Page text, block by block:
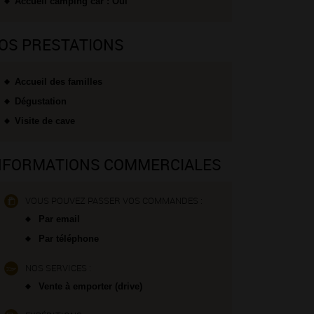
PRESTATIONS
Accueil des familles
Dégustation
Visite de cave
COMMERCIALES
VOUS POUVEZ PASSER VOS COMMANDES :
Par email
Par téléphone
NOS SERVICES :
Vente à emporter (drive)